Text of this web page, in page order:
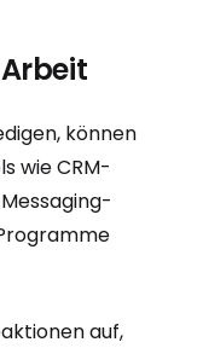
können
wie CRM-
auf,